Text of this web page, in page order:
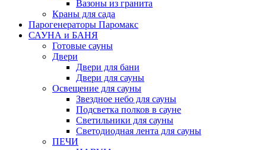
Вазоны из гранита
Краны для сада
Парогенераторы Паромакс
САУНА и БАНЯ
Готовые сауны
Двери
Двери для бани
Двери для сауны
Освещение для сауны
Звездное небо для сауны
Подсветка полков в сауне
Светильники для сауны
Светодиодная лента для сауны
ПЕЧИ